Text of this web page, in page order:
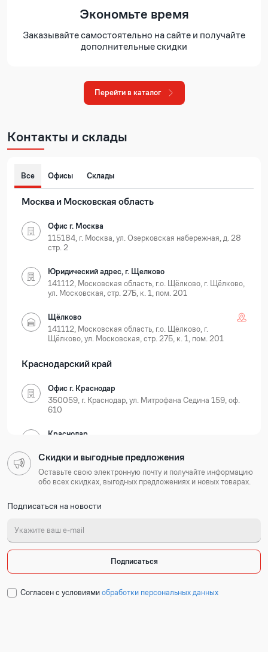
Экономьте время
Заказывайте самостоятельно на сайте и получайте
дополнительные скидки
Перейти в каталог
Контакты и склады
Все Офисы Склады
Москва и Московская область
Офис г. Москва
115184, г. Москва, ул. Озерковская набережная, д. 28
стр. 2
Юридический адрес, г. Щелково
141112, Московская область, г.о. Щёлково, г. Щёлково,
ул. Московская, стр. 27Б, к. 1, пом. 201
Щёлково
141112, Московская область, г.о. Щёлково, г.
Щёлково, ул. Московская, стр. 27Б, к. 1, пом. 201
Краснодарский край
Офис г. Краснодар
350059, г. Краснодар, ул. Митрофана Седина 159, оф.
610
Краснодар
Нижегородская область
603105, г. Нижний Новгород, Ошарская 77А, БЦ
Нижний Новгород
603127, г. Нижний Новгород, ул. Коновалова, д. 6
Скидки и выгодные предложения
Оставьте свою электронную почту и получайте информацию
обо всех скидках, выгодных предложениях и новых товарах.
Подписаться на новости
Подписаться
Cогласен с условиямиобработки персональных данных